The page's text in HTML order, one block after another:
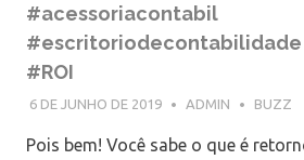
#acessoriacontabil
#ROI
6 DE JUNHO DE 2019 ADMIN BUZZ
Pois bem! Você sabe o que é